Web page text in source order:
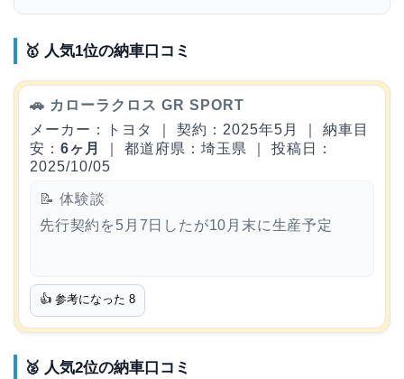
🥇 人気1位の納車口コミ
🚗 カローラクロス GR SPORT
メーカー：トヨタ ｜ 契約：2025年5月 ｜ 納車目
安： 6ヶ月
｜ 都道府県：埼玉県 ｜ 投稿日：
2025/10/05
📝 体験談
先行契約を5月7日したが10月末に生産予定
👍 参考になった 8
🥈 人気2位の納車口コミ